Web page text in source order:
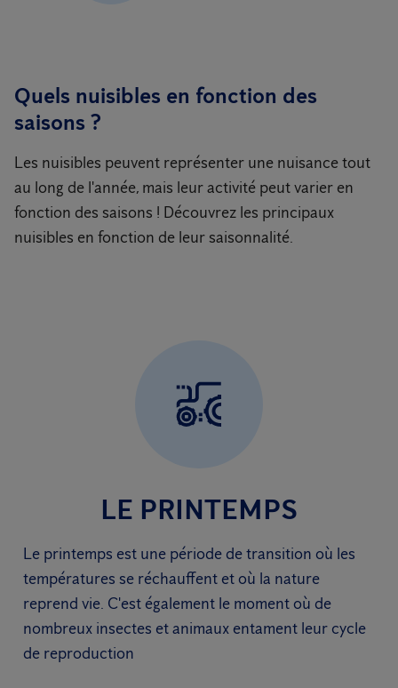
Quels nuisibles en fonction des
saisons ?
Les nuisibles peuvent représenter une nuisance tout
au long de l'année, mais leur activité peut varier en
fonction des saisons ! Découvrez les principaux
nuisibles en fonction de leur saisonnalité.
LE PRINTEMPS
Le printemps est une période de transition où les
températures se réchauffent et où la nature
reprend vie. C'est également le moment où de
nombreux insectes et animaux entament leur cycle
de reproduction